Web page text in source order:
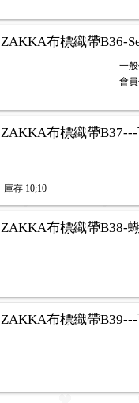
ZAKKA布標織帶B36-
一
會
ZAKKA布標織帶
庫存 10;10
ZAKKA布標織帶B38-
ZAKKA布標織帶